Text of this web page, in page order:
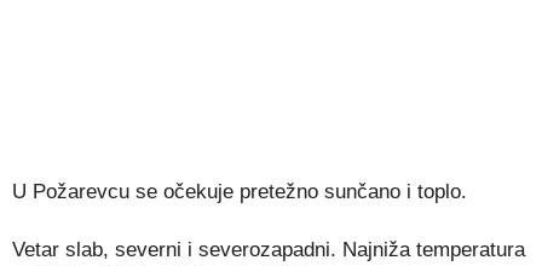
U Požarevcu se očekuje pretežno sunčano i toplo.
Vetar slab, severni i severozapadni. Najniža temperatura